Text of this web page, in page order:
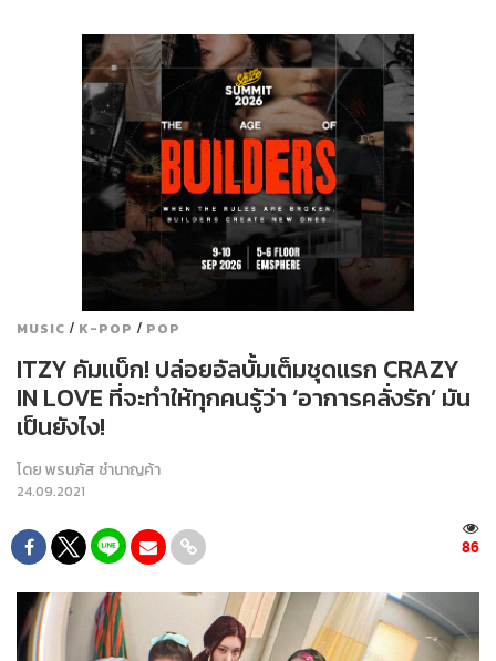
MUSIC / K-POP / POP
ITZY คัมแบ็ก! ปล่อยอัลบั้มเต็มชุดแรก CRAZY
IN LOVE ที่จะทำให้ทุกคนรู้ว่า ‘อาการคลั่งรัก’ มัน
เป็นยังไง!
โดยพรนภัส ชำนาญค้า
24.09.2021
86